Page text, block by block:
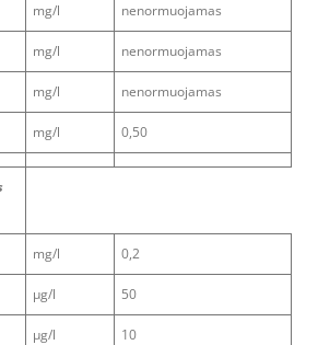
mg/l nenormuojamas
mg/l nenormuojamas
mg/l nenormuojamas
mg/l 0,50
mg/l 0,2
μg/l 50
μg/l 10